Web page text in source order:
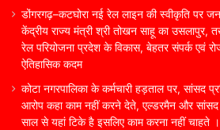
डोंगरगढ़–कटघोरा नई रेल लाइन की स्वीकृति पर
केंद्रीय राज्य मंत्री श्री तोखन साहू का उसलापुर,
रेल परियोजना प्रदेश के विकास, बेहतर संपर्क एवं
ऐतिहासिक कदम
कोटा नगरपालिका के कर्मचारी हड़ताल पर, सांसद
आरोप कहा काम नहीं करने देते, एल्डरमैन और सांसद
साल से यहां टिके है इसलिए काम करना नहीं चाहते ।